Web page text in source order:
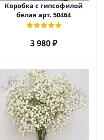
Коробка с гипсофилой
белая арт. 50464
3 980₽